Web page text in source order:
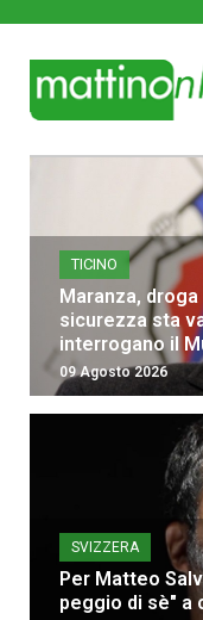
TICINO
Maranza,
sicurezza sta
interrogano il
09 Agosto 2026
SVIZZERA
Per Matteo
peggio di sè" a